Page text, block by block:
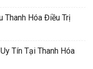
Thanh Hóa Điều Trị
Tín Tại Thanh Hóa